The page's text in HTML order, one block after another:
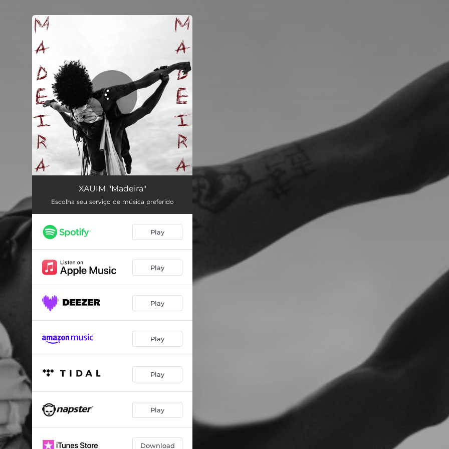
XAUIM "Madeira"
Escolha seu serviço de música preferido
Play
Play
Play
Play
Play
Play
Download